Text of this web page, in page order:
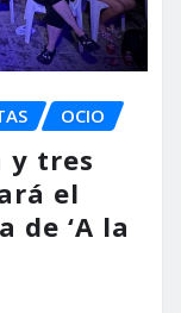
OCIO
y tres
el
de ‘A la